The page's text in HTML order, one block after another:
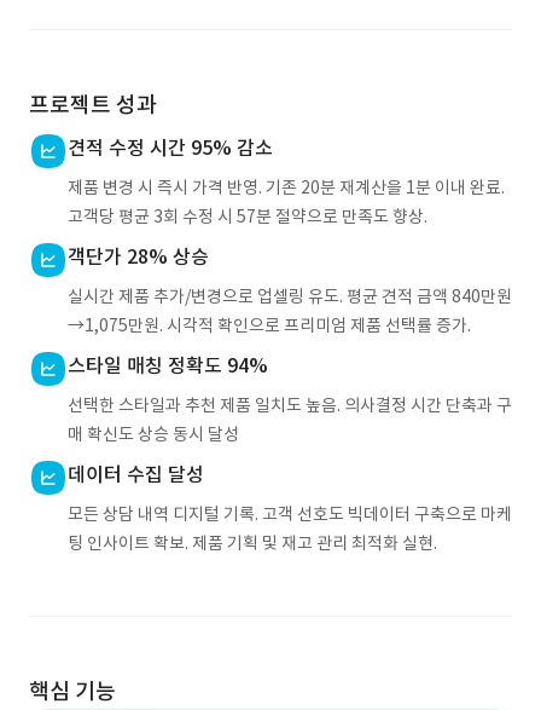
프로젝트 성과
견적 수정 시간 95% 감소
제품 변경 시 즉시 가격 반영. 기존 20분 재계산을 1분 이내 완료.
고객당 평균 3회 수정 시 57분 절약으로 만족도 향상.
객단가 28% 상승
실시간 제품 추가/변경으로 업셀링 유도. 평균 견적 금액 840만원
→1,075만원. 시각적 확인으로 프리미엄 제품 선택률 증가.
스타일 매칭 정확도 94%
선택한 스타일과 추천 제품 일치도 높음. 의사결정 시간 단축과 구
매 확신도 상승 동시 달성
데이터 수집 달성
모든 상담 내역 디지털 기록. 고객 선호도 빅데이터 구축으로 마케
팅 인사이트 확보. 제품 기획 및 재고 관리 최적화 실현.
핵심 기능